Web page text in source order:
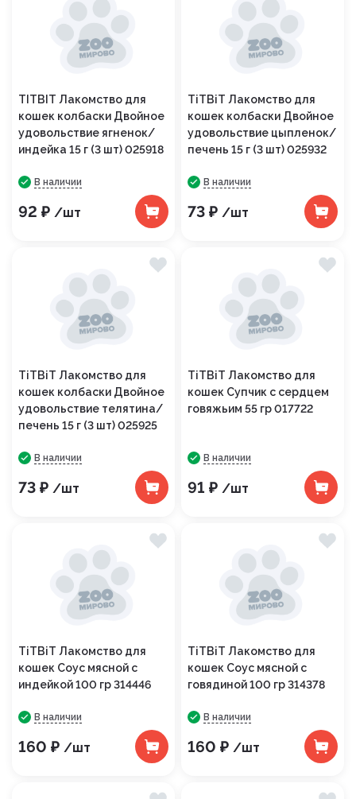
TITBIT Лакомство для
кошек колбаски Двойное
удовольствие ягненок/
индейка 15 г (3 шт) 025918
В наличии
92 ₽ /шт
TiTBiT Лакомство для
кошек колбаски Двойное
удовольствие цыпленок/
печень 15 г (3 шт) 025932
В наличии
73 ₽ /шт
TiTBiT Лакомство для
кошек колбаски Двойное
удовольствие телятина/
печень 15 г (3 шт) 025925
В наличии
73 ₽ /шт
TiTBiT Лакомство для
кошек Супчик с сердцем
говяжьим 55 гр 017722
В наличии
91 ₽ /шт
TiTBiT Лакомство для
кошек Соус мясной с
индейкой 100 гр 314446
В наличии
160 ₽ /шт
TiTBiT Лакомство для
кошек Соус мясной с
говядиной 100 гр 314378
В наличии
160 ₽ /шт